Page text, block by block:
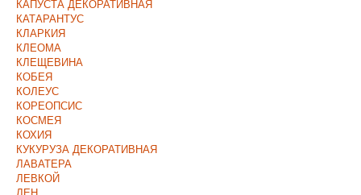
КАПУСТА ДЕКОРАТИВНАЯ
КАТАРАНТУС
КЛАРКИЯ
КЛЕОМА
КЛЕЩЕВИНА
КОБЕЯ
КОЛЕУС
КОРЕОПСИС
КОСМЕЯ
КОХИЯ
КУКУРУЗА ДЕКОРАТИВНАЯ
ЛАВАТЕРА
ЛЕВКОЙ